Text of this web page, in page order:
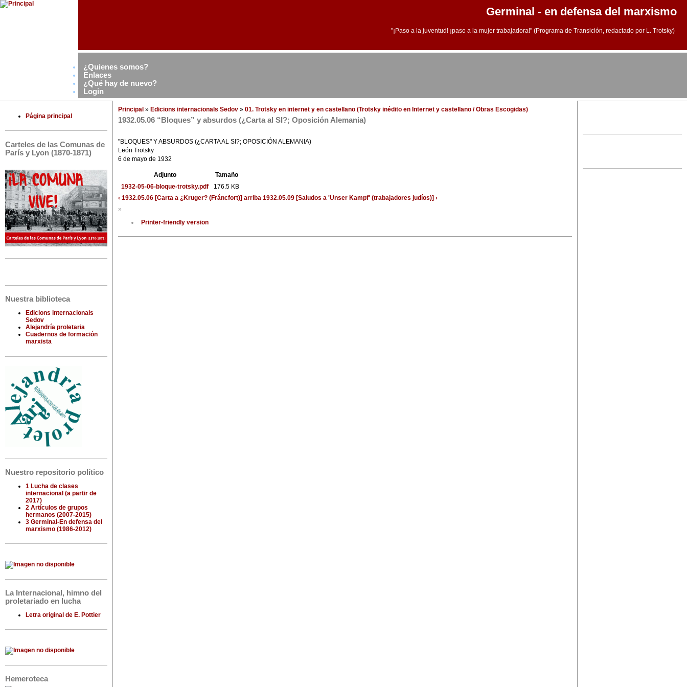
Germinal - en defensa del marxismo
"¡Paso a la juventud! ¡paso a la mujer trabajadora!" (Programa de Transición, redactado por L. Trotsky)
¿Quienes somos?
Enlaces
¿Qué hay de nuevo?
Login
Página principal
Carteles de las Comunas de
París y Lyon (1870-1871)
Nuestra biblioteca
Edicions internacionals
Sedov
Alejandría proletaria
Cuadernos de formación
marxista
Nuestro repositorio político
1 Lucha de clases
internacional (a partir de
2017)
2 Artículos de grupos
hermanos (2007-2015)
3 Germinal-En defensa del
marxismo (1986-2012)
La Internacional, himno del
proletariado en lucha
Letra original de E. Pottier
Hemeroteca
Principal » Edicions internacionals Sedov » 01. Trotsky en internet y en castellano (Trotsky inédito en Internet y castellano / Obras Escogidas)
1932.05.06 “Bloques” y absurdos (¿Carta al SI?; Oposición Alemania)
"BLOQUES" Y ABSURDOS (¿CARTA AL SI?; OPOSICIÓN ALEMANIA)
León Trotsky
6 de mayo de 1932
Adjunto
Tamaño
1932-05-06-bloque-trotsky.pdf
176.5 KB
‹ 1932.05.06 [Carta a ¿Kruger? (Fráncfort)] arriba 1932.05.09 [Saludos a 'Unser Kampf' (trabajadores judíos)] ›
»
Printer-friendly version